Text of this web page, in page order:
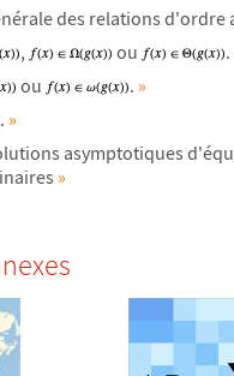
nérale des relations
, ou
.
ou . »
. »
asymptotiques d'é
»